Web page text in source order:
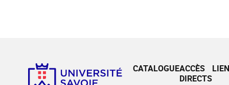
CATALOGUEACCÈS
DIRECTS